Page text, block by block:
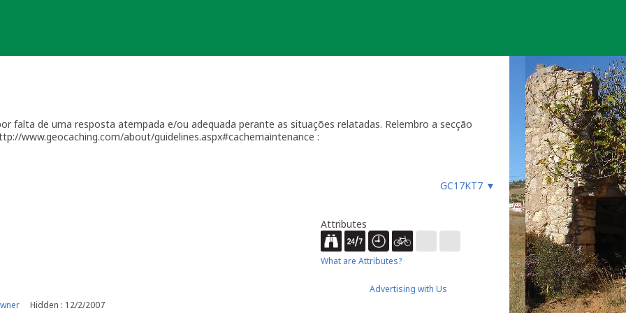
falta de uma resposta atempada e/ou adequada perante as situações relatadas. Relembro a secção
www.geocaching.com/about/guidelines.aspx#cachemaintenance :
a sua geocache para que os outros saibam que não devem procurar a geocache até que tenha
um período razoável de tempo - geralmente até 4 semanas - dentro do qual deverá verificar o estado da
a receber a manutenção necessária ou estiver temporariamente desactivada por um longo período
da geocache.
uma geocache, por favor coloque geocaches físicas no seu espaço habitual de geocaching e não
colocadas durante viagens não serão muito provavelmente publicadas a menos que possa
Este plano deve permitir uma resposta rápida a problemas reportados, e deverá incluir o Nome
irá tomar conta dos problemas de manutenção na sua ausência. [/quote]
a cache, por favor, contacte-me por [url=http://www.geocaching.com/email/?u=btreviewer]e-
GC17KT7 ▼
Hidden : 12/2/2007
Attributes
What are Attributes?
Advertising with Us